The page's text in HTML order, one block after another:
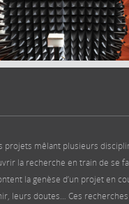
projets mêlant plusieurs
la recherche en train de se
la genèse d’un projet en
leurs doutes… Ces